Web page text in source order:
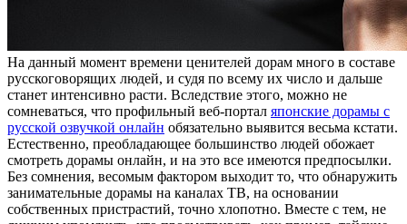
Нa дaнный момент времени ценителей дорам много в составе
русскоговорящих людей, и судя по всему их число и дальше
станет интенсивно расти. Вследствие этого, можно не
сомневаться, что профильный веб-портал японские дорамы с
русской озвучкой онлайн обязательно выявится весьма кстати.
Естественно, преобладающее большинство людей обожает
смотреть дорамы онлайн, и на это все имеются предпосылки.
Без сомнения, весомым фактором выходит то, что обнаружить
занимательные дорамы на каналах ТВ, на основании
собственных пристрастий, точно хлопотно. Вместе с тем, не